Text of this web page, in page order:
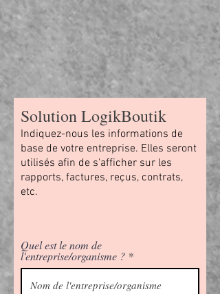
Solution LogikBoutik
Indiquez-nous les informations de
base de votre entreprise. Elles seront
utilisés afin de s'afficher sur les
rapports, factures, reçus, contrats,
etc.
Quel est le nom de
l'entreprise/organisme ?